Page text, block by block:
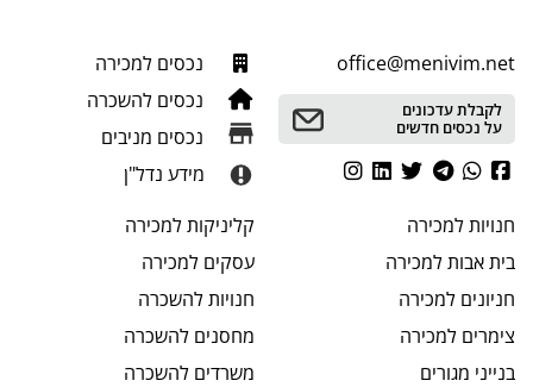
office@menivim.net
לקבלת עדכונים
על נכסים חדשים
נכסים למכירה
נכסים להשכרה
נכסים מניבים
מידע נדל"ן
חנויותלמכירה
בית אבותלמכירה
חניונים למכירה
צימרים למכירה
בנייני מגורים
קליניקותלמכירה
עסקים למכירה
חנויותלהשכרה
מחסנים להשכרה
משרדים להשכרה